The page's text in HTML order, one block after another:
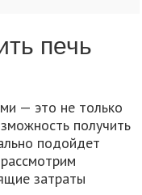
печь
— это не только
получить
подойдет
затраты